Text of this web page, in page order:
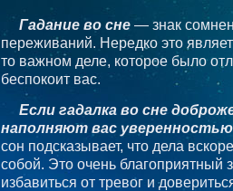
Гадание во сне — знак
переживаний. Нередко это
то важном деле, которое было
беспокоит вас.
Если гадалка во сне
наполняют вас
сон подсказывает, что дела
собой. Это очень благоприятный
избавиться от тревог и